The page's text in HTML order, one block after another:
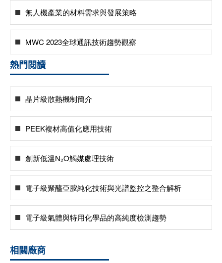
無人機產業的材料需求與發展策略
MWC 2023全球通訊技術趨勢觀察
熱門閱讀
晶片級散熱機制簡介
PEEK複材高值化應用技術
創新低溫N₂O觸媒處理技術
電子級聚醯亞胺純化技術與光譜監控之整合解析
電子級氣體與特用化學品的高純度檢測趨勢
相關廠商